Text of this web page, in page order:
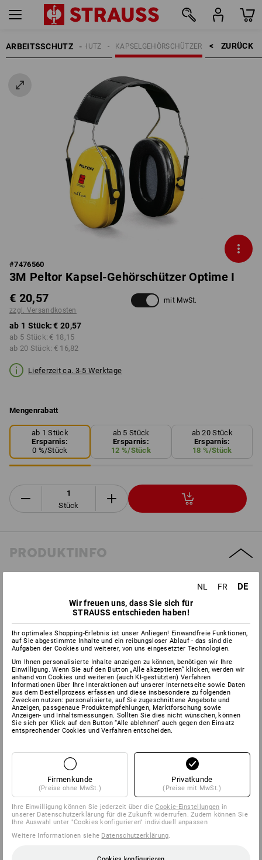
ARBEITSSCHUTZ ZURÜCK    >
KAPSELGEHÖRSCHÜTZER
GEHÖRSCHUTZ
#7476560
3M Peltor Kapsel-Gehörschützer Optime I
€ 20,57
zzgl. Versandkosten
mit MwSt.
ab 1 Stück: € 20,57
ab 5 Stück: € 18,15
ab 20 Stück: € 16,82
Lieferzeit ca. 3-5 Werktage
Mengenrabatt
ab 1 Stück
Ersparnis:
0 %/Stück
ab 5 Stück
Ersparnis:
12 %/Stück
ab 20 Stück
Ersparnis:
18 %/Stück
Stück
PRODUKTINFO
EXTRAS
DIN EN 352-1:2002
Vielseitig und besonders leicht (nur 180g).Idealer Allround-
Gehörschützer für leichte Lärmbelästigungen wie in
Werkstätten, Klempnereien oder Druckereien. Durch die weiche
Polsterung sehr bequem auch bei Daueranwendungen.
SNR: 27 dB(H: 32 dB/M: 25 dB/L: 15dB).
Herstellerinformation:3M Deutschland GmbH | Carl Schurz Str.
1 | DE 41453 Neuss | Innovation.de@3M.com
Klicken Sie auf den Button "Datenblatt" für weitere
Informationen.
Datenblatt
NL FR DE
Wir freuen uns, dass Sie sich für
STRAUSS entschieden haben!
Ihr optimales Shopping-Erlebnis ist unser Anliegen! Einwandfreie Funktionen,
auf Sie abgestimmte Inhalte und ein reibungsloser Ablauf - das sind die
Aufgaben der Cookies und weiterer, von uns eingesetzter Technologien.
Um Ihnen personalisierte Inhalte anzeigen zu können, benötigen wir Ihre
Einwilligung. Wenn Sie auf den Button „Alle akzeptieren“ klicken, werden wir
anhand von Cookies und weiteren (auch KI-gestützten) Verfahren
Informationen über Ihre Interaktionen auf unserer Internetseite sowie Daten
aus dem Bestellprozess erfassen und diese insbesondere zu folgenden
Zwecken nutzen: personalisierte, auf Sie zugeschnittene Angebote und
Anzeigen, passgenaue Produktempfehlungen, Marktforschung sowie
Anzeigen- und Inhaltsmessungen. Sollten Sie dies nicht wünschen, können
Sie sich per Klick auf den Button “Alle ablehnen” auch gegen den Einsatz
entsprechender Cookies und Verfahren entscheiden.
Firmenkunde
(Preise ohne MwSt.)
Privatkunde
(Preise mit MwSt.)
Ihre Einwilligung können Sie jederzeit über dieCookie-Einstellungen in
unserer Datenschutzerklärung für die Zukunft widerrufen. Zudem können Sie
Ihre Auswahl unter "Cookies konfigurieren" individuell anpassen
Weitere Informationen siehe Datenschutzerklärung.